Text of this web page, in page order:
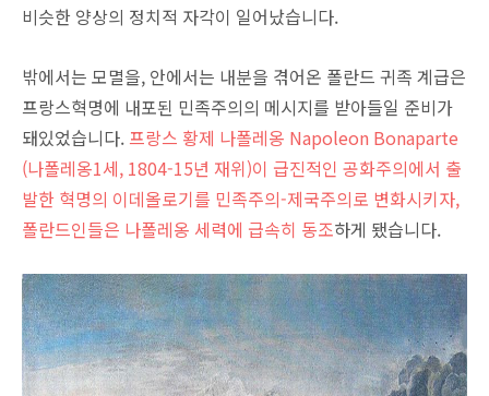
비슷한 양상의 정치적 자각이 일어났습니다.
밖에서는 모멸을, 안에서는 내분을 겪어온 폴란드 귀족 계급은
프랑스혁명에 내포된 민족주의의 메시지를 받아들일 준비가
돼있었습니다. 프랑스 황제 나폴레옹 Napoleon Bonaparte
(나폴레옹1세, 1804-15년 재위)이 급진적인 공화주의에서 출
발한 혁명의 이데올로기를 민족주의-제국주의로 변화시키자,
폴란드인들은 나폴레옹 세력에 급속히 동조하게 됐습니다.